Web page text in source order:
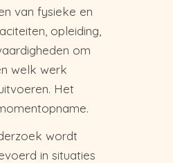
van fysieke en
opleiding,
om
welk werk
Het
wordt
in situaties